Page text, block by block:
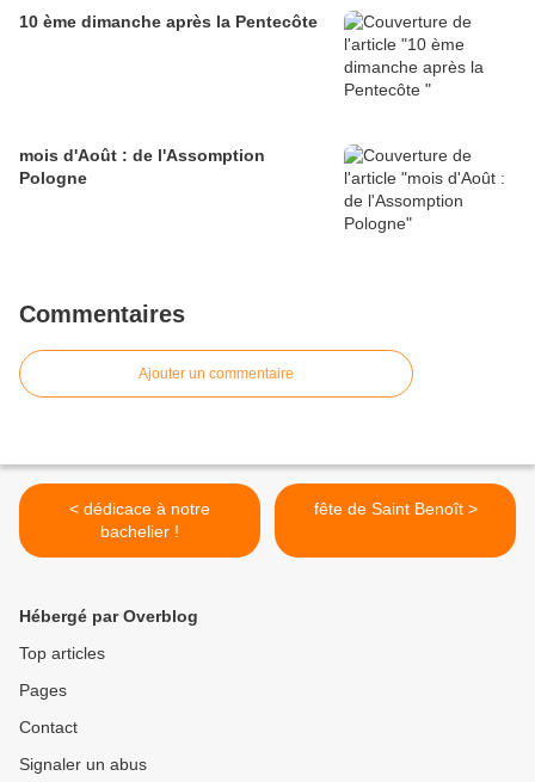
10 ème dimanche après la Pentecôte
mois d'Août : de l'Assomption
Pologne
Commentaires
Ajouter un commentaire
< dédicace à notre
bachelier !
fête de Saint Benoît >
Hébergé par Overblog
Top articles
Pages
Contact
Signaler un abus